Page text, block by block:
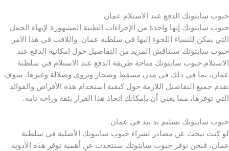
حبوب سايتوتك الدفع عند الاستلام عمان
حبوب سايتوتك إنها واحدة من الإجراءات الطبية المشهورة لإنهاء الحمل
التي يمكن للنساء اللجوء إليها في سلطنة عمان. واللافت في هذا الأمر
حبوب سايتوتك سنناقش المزيد من التفاصيل حول إمكانية الدفع عند
الاستلام.حبوب سايتوتك متاحة طريقة الدفع عند الاستلام في سلطنة
عمان، بما في ذلك في مدن مسقط وصحار ونزوى وصلالة وغيرها. سوف
نقدم جميع التفاصيل اللازمة حول كيفية استخدام هذه الأقراص والفوائد
التي توفرها، مما يعني أن بإمكانك اتخاذ هذا القرار بثقة وراحة تامة.
حبوب سايتوتك تسليم يد بيد في عمان
لو كنت تبحث عن مصادر لشراء حبوب سايتوتك الأصلية في سلطنة
عمان، فنحن نوفر حبوب سايتوتك سنتحدث عن أهمية توفر هذه الأدوية